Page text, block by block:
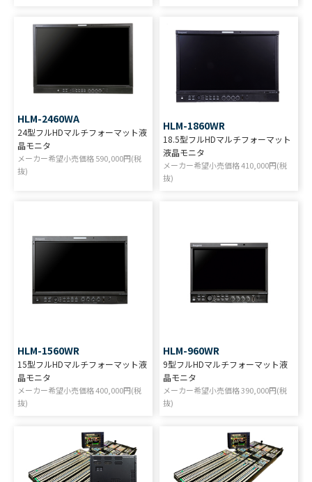
HLM-2460WA
24型フルHDマルチフォーマット液
晶モニタ
メーカー希望小売価格590,000円(税
抜)
HLM-1860WR
18.5型フルHDマルチフォーマット
液晶モニタ
メーカー希望小売価格410,000円(税
抜)
HLM-1560WR
15型フルHDマルチフォーマット液
晶モニタ
メーカー希望小売価格400,000円(税
抜)
HLM-960WR
9型フルHDマルチフォーマット液
晶モニタ
メーカー希望小売価格390,000円(税
抜)